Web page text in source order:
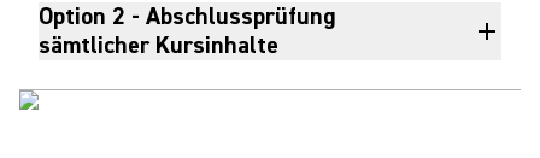
Option 2 - Abschlussprüfung
sämtlicher Kursinhalte